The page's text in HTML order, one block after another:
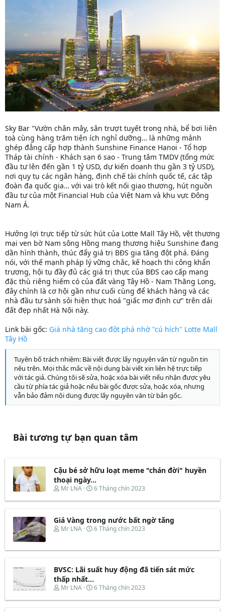
Sky Bar "Vườn chân mây, sân trượt tuyết trong nhà, bể bơi liên
toà cùng hàng trăm tiện ích nghỉ dưỡng… là những mảnh
ghép đẳng cấp hợp thành Sunshine Finance Hanoi - Tổ hợp
Tháp tài chính - Khách sạn 6 sao - Trung tâm TMDV (tổng mức
đầu tư lên đến gần 1 tỷ USD, dự kiến doanh thu gần 3 tỷ USD),
nơi quy tụ các ngân hàng, định chế tài chính quốc tế, các tập
đoàn đa quốc gia… với vai trò kết nối giao thương, hút nguồn
đầu tư của một Financial Hub của Việt Nam và khu vực Đông
Nam Á.
Hưởng lợi trực tiếp từ sức hút của Lotte Mall Tây Hồ, vệt thương
mại ven bờ Nam sông Hồng mang thương hiệu Sunshine đang
dần hình thành, thúc đẩy giá trị BĐS gia tăng đột phá. Đáng
nói, với thế mạnh pháp lý vững chắc, kế hoạch thi công khẩn
trương, hội tụ đầy đủ các giá trị thực của BĐS cao cấp mang
đặc thù riêng hiếm có của đất vàng Tây Hồ - Nam Thăng Long,
đây chính là cơ hội gần như cuối cùng để khách hàng và các
nhà đầu tư sành sỏi hiện thực hoá "giấc mơ định cư" trên dải
đất đẹp nhất Hà Nội này.
Link bài gốc: Giá nhà tăng cao đột phá nhờ "cú hích" Lotte Mall
Tây Hồ
Tuyên bố trách nhiệm: Bài viết được lấy nguyên văn từ nguồn tin
nêu trên. Mọi thắc mắc về nội dung bài viết xin liên hệ trực tiếp
với tác giả. Chúng tôi sẽ sửa, hoặc xóa bài viết nếu nhận được yêu
cầu từ phía tác giả hoặc nếu bài gốc được sửa, hoặc xóa, nhưng
vẫn bảo đảm nội dung được lấy nguyên văn từ bản gốc.
Bài tương tự bạn quan tâm
Cậu bé sở hữu loạt meme "chán đời" huyền
thoại ngày...
T
r
a
d
a
t
e
r
Mr LNA
N
à
b
ắ
ầ
6 Tháng chín 2023
Giá Vàng trong nước bất ngờ tăng
T
e
d
s
t
a
r
Mr LNA
N
y
ắ
đ
ầ
u
6 Tháng chín 2023
BVSC: Lãi suất huy động đã tiến sát mức
thấp nhất...
T
r
Mr LNA
N
à
6 Tháng chín 2023